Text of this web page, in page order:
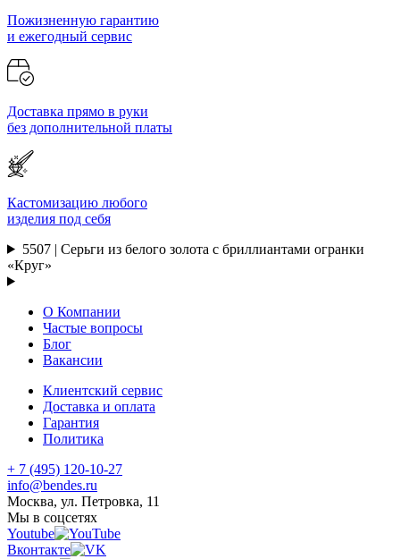
Пожизненную гарантию
и ежегодный сервис
Доставка прямо в руки
без дополнительной платы
Кастомизацию любого
изделия под себя
5507 | Серьги из белого золота с бриллиантами огранки
«Круг»
О Компании
Частые вопросы
Блог
Вакансии
Клиентский сервис
Доставка и оплата
Гарантия
Политика
+ 7 (495) 120-10-27
info@bendes.ru
Москва, ул. Петровка, 11
Мы в соцсетях
Youtube
Вконтакте